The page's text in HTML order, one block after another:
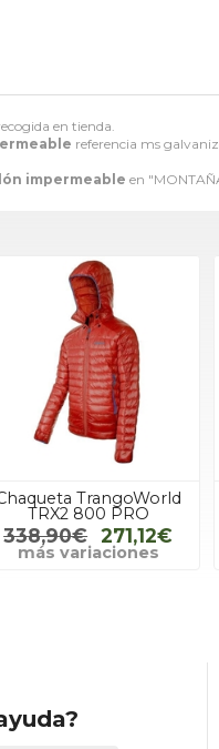
en tienda.
referencia ms
impermeable en
TrangoWorld
TRX2 800 PRO
338,90€ 271,12€
más variaciones